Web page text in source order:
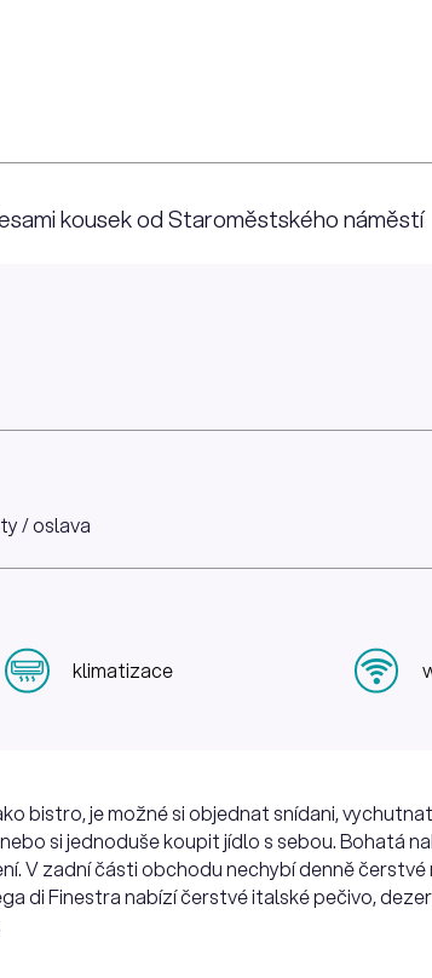
kousek od Staroměstského náměstí
/ oslava
klimatizace
bistro, je možné si objednat snídani,
si jednoduše koupit jídlo s sebou. Bohatá
V zadní části obchodu nechybí denně
di Finestra nabízí čerstvé italské pečivo,